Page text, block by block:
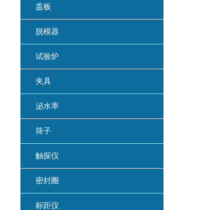
盖板
脱模器
试验炉
夹具
泌水率
筛子
触探仪
密封圈
标距仪